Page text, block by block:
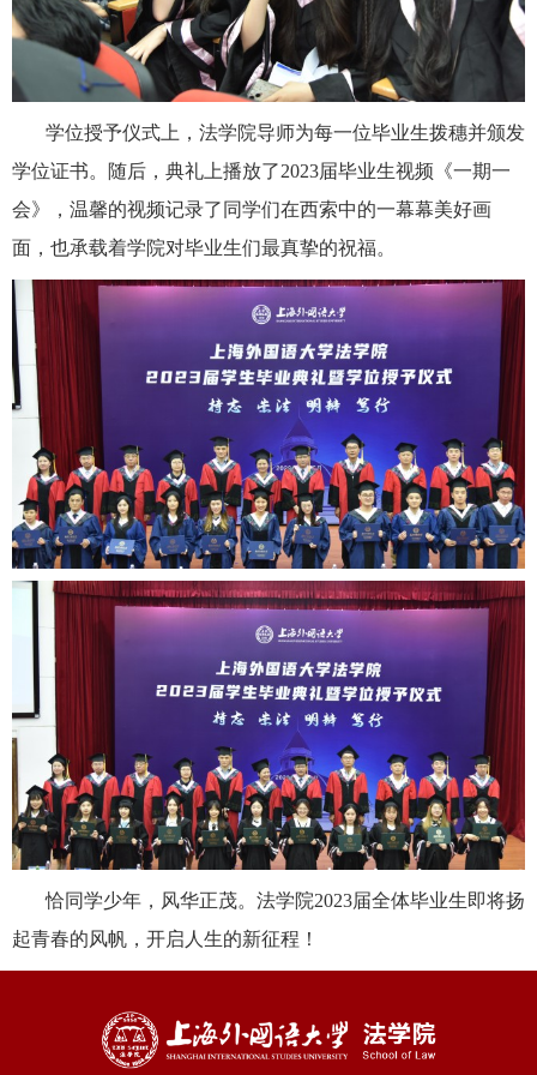
学位授予仪式上，法学院导师为每一位毕业生拨穗并颁发
学位证书。随后，典礼上播放了2023届毕业生视频《一期一
会》，温馨的视频记录了同学们在西索中的一幕幕美好画
面，也承载着学院对毕业生们最真挚的祝福。
恰同学少年，风华正茂。法学院2023届全体毕业生即将扬
起青春的风帆，开启人生的新征程！